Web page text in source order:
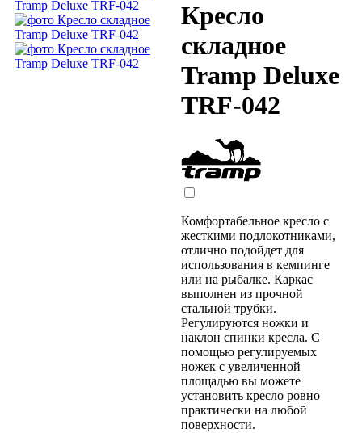
Кресло
складное
Tramp Deluxe
TRF-042
Комфортабельное кресло с
жесткими подлокотниками,
отлично подойдет для
использования в кемпинге
или на рыбалке. Каркас
выполнен из прочной
стальной трубки.
Регулируются ножки и
наклон спинки кресла. С
помощью регулируемых
ножек с увеличенной
площадью вы можете
установить кресло ровно
практически на любой
поверхности.